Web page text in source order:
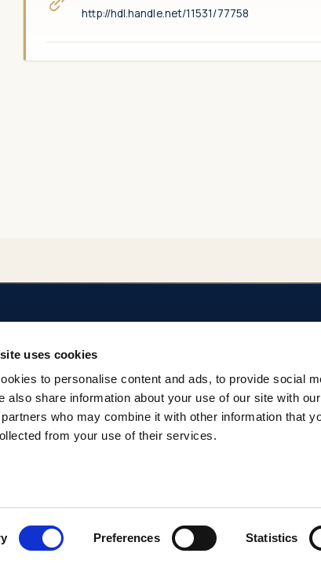
uses cookies
to personalise content and ads, to provide social
also share information about your use of our site with
who may combine it with other information that
from your use of their services.
Preferences Statistics
http://hdl.handle.net/11531/77758
e
Términos
reservados.